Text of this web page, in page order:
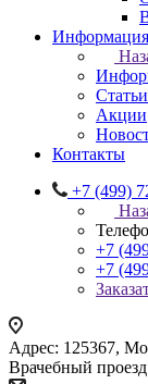
Информация
Статьи
Акции
Контакты
+7 (499)
+7
+7
Адрес: 125367,
Врачебный